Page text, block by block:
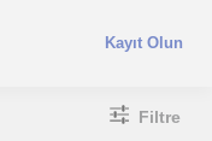
Kayıt Olun
Filtre